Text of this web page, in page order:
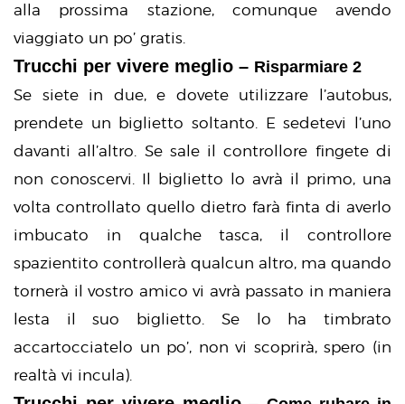
alla prossima stazione, comunque avendo
viaggiato un po’ gratis.
Trucchi per vivere meglio – Risparmiare 2
Se siete in due, e dovete utilizzare l’autobus,
prendete un biglietto soltanto. E sedetevi l’uno
davanti all’altro. Se sale il controllore fingete di
non conoscervi. Il biglietto lo avrà il primo, una
volta controllato quello dietro farà finta di averlo
imbucato in qualche tasca, il controllore
spazientito controllerà qualcun altro, ma quando
tornerà il vostro amico vi avrà passato in maniera
lesta il suo biglietto. Se lo ha timbrato
accartocciatelo un po’, non vi scoprirà, spero (in
realtà vi incula).